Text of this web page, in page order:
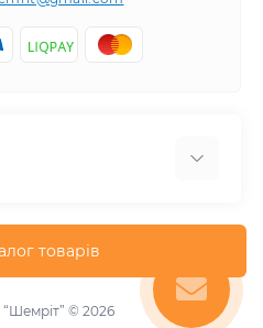
товарів
© 2026